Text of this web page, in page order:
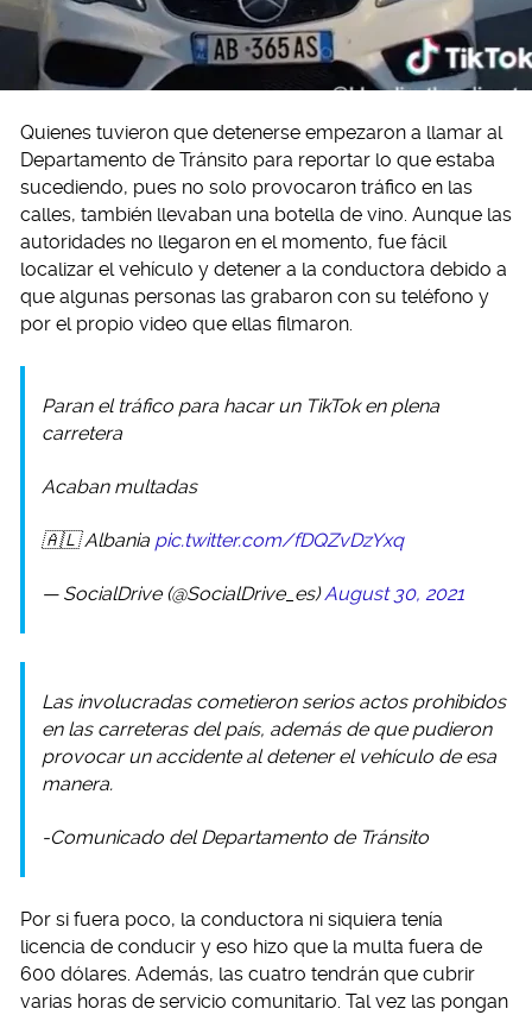
Quienes tuvieron que detenerse empezaron a llamar al
Departamento de Tránsito para reportar lo que estaba
sucediendo, pues no solo provocaron tráfico en las
calles, también llevaban una botella de vino. Aunque las
autoridades no llegaron en el momento, fue fácil
localizar el vehículo y detener a la conductora debido a
que algunas personas las grabaron con su teléfono y
por el propio video que ellas filmaron.
Paran el tráfico para hacar un TikTok en plena
carretera
Acaban multadas
🇦🇱 Albania pic.twitter.com/fDQZvDzYxq
— SocialDrive (@SocialDrive_es)August 30, 2021
Las involucradas cometieron serios actos prohibidos
en las carreteras del país, además de que pudieron
provocar un accidente al detener el vehículo de esa
manera.
-Comunicado del Departamento de Tránsito
Por si fuera poco, la conductora ni siquiera tenía
licencia de conducir y eso hizo que la multa fuera de
600 dólares. Además, las cuatro tendrán que cubrir
varias horas de servicio comunitario. Tal vez las pongan